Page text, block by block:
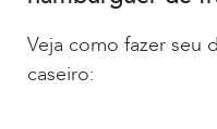
Veja como fazer seu
caseiro: